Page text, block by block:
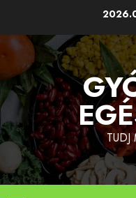
content
TUDJ